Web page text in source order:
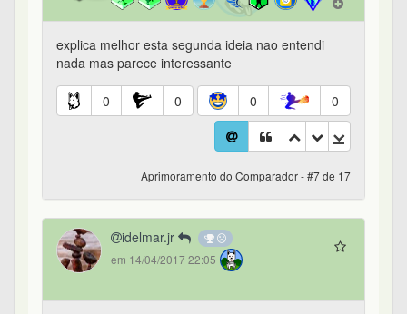
explica melhor esta segunda ideia nao entendi
nada mas parece interessante
0 0 0 0
Aprimoramento do Comparador - #7 de 17
idelmar.jr
em 14/04/2017 22:05